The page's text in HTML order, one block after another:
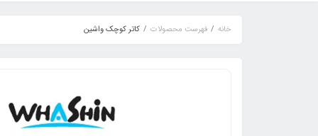
خانه فهرست محصولات کاتر کوچک واشین